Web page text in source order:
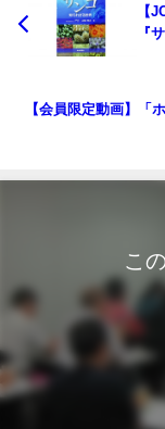
【
『
【会員限定動画】「
こ